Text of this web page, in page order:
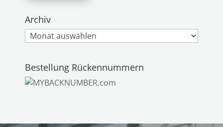
Archiv
Archiv
Bestellung Rückennummern